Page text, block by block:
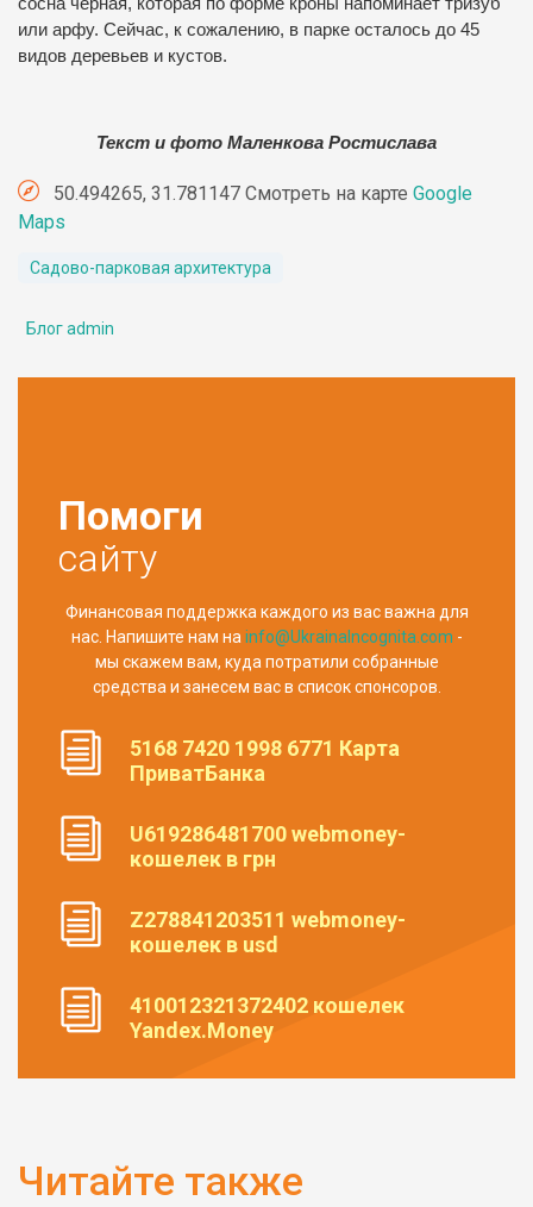
или арфу. Сейчас, к сожалению, в парке осталось до 45
видов деревьев и кустов.
Текст и фото Маленкова Ростислава
50.494265, 31.781147 Смотреть на карте Google
Maps
Садово-парковая архитектура
Блог admin
Помоги
сайту
Финансовая поддержка каждого из вас важна для
нас. Напишите нам наinfo@UkrainaIncognita.com -
мы скажем вам, куда потратили собранные
средства и занесем вас в список спонсоров.
5168 7420 1998 6771 Карта
ПриватБанка
U619286481700 webmoney-
кошелек в грн
Z278841203511 webmoney-
кошелек в usd
410012321372402 кошелек
Yandex.Money
Читайте также